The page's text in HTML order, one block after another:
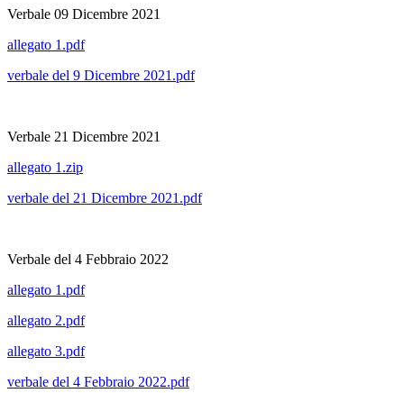
Verbale 09 Dicembre 2021
allegato 1.pdf
verbale del 9 Dicembre 2021.pdf
Verbale 21 Dicembre 2021
allegato 1.zip
verbale del 21 Dicembre 2021.pdf
Verbale del 4 Febbraio 2022
allegato 1.pdf
allegato 2.pdf
allegato 3.pdf
verbale del 4 Febbraio 2022.pdf